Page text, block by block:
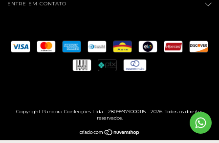
ENTRE EM CONTATO
Copyright Pandora Confecções Ltda - 28095974000115 - 2026. Todos os direitos
reservados.